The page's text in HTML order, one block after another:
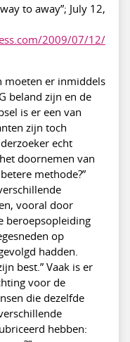
to away”; July 12,
2009/07/12/
moeten er inmiddels
beland zijn en de
is er een van
zijn toch
echt
doornemen van
methode?”
vooral door
beroepsopleiding
op
hadden.
best.” Vaak is er
voor de
die dezelfde
hebben: